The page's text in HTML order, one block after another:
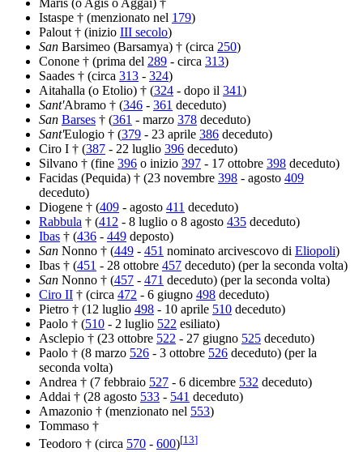
Maris (o Agis o Aggai) †
Istaspe † (menzionato nel 179)
Palout † (inizio III secolo)
San Barsimeo (Barsamya) † (circa 250)
Conone † (prima del 289 - circa 313)
Saades † (circa 313 - 324)
Aitahalla (o Etolio) † (324 - dopo il 341)
Sant'Abramo † (346 - 361 deceduto)
San Barses † (361 - marzo 378 deceduto)
Sant'Eulogio † (379 - 23 aprile 386 deceduto)
Ciro I † (387 - 22 luglio 396 deceduto)
Silvano † (fine 396 o inizio 397 - 17 ottobre 398 deceduto)
Facidas (Pequida) † (23 novembre 398 - agosto 409
deceduto)
Diogene † (409 - agosto 411 deceduto)
Rabbula † (412 - 8 luglio o 8 agosto 435 deceduto)
Ibas † (436 - 449 deposto)
San Nonno † (449 - 451 nominato arcivescovo di Eliopoli)
Ibas † (451 - 28 ottobre 457 deceduto) (per la seconda volta)
San Nonno † (457 - 471 deceduto) (per la seconda volta)
Ciro II † (circa 472 - 6 giugno 498 deceduto)
Pietro † (12 luglio 498 - 10 aprile 510 deceduto)
Paolo † (510 - 2 luglio 522 esiliato)
Asclepio † (23 ottobre 522 - 27 giugno 525 deceduto)
Paolo † (8 marzo 526 - 3 ottobre 526 deceduto) (per la
seconda volta)
Andrea † (7 febbraio 527 - 6 dicembre 532 deceduto)
Addai † (28 agosto 533 - 541 deceduto)
Amazonio † (menzionato nel 553)
Tommaso †
Teodoro † (circa 570 - 600)[13]